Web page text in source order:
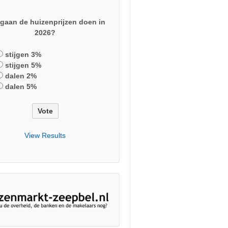
de huizenprijzen doen in
2026?
stijgen 3%
stijgen 5%
dalen 2%
dalen 5%
View Results